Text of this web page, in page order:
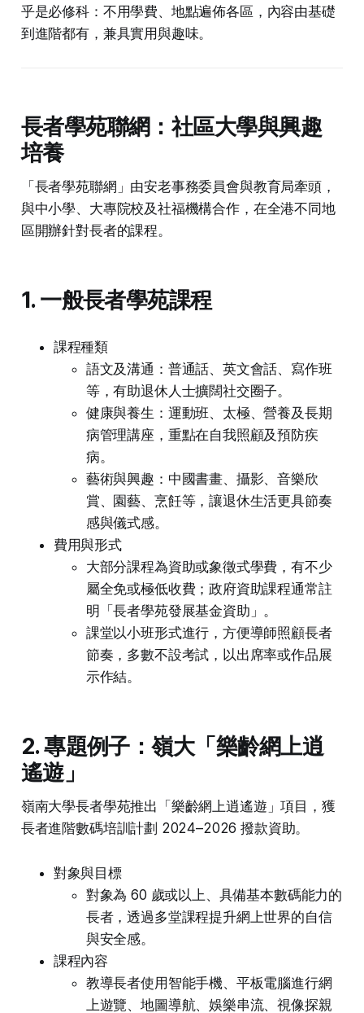
乎是必修科：不用學費、地點遍佈各區，內容由基礎
到進階都有，兼具實用與趣味。
長者學苑聯網：社區大學與興趣
培養
「長者學苑聯網」由安老事務委員會與教育局牽頭，
與中小學、大專院校及社福機構合作，在全港不同地
區開辦針對長者的課程。
1. 一般長者學苑課程
課程種類
語文及溝通：普通話、英文會話、寫作班
等，有助退休人士擴闊社交圈子。
健康與養生：運動班、太極、營養及長期
病管理講座，重點在自我照顧及預防疾
病。
藝術與興趣：中國書畫、攝影、音樂欣
賞、園藝、烹飪等，讓退休生活更具節奏
感與儀式感。
費用與形式
大部分課程為資助或象徵式學費，有不少
屬全免或極低收費；政府資助課程通常註
明「長者學苑發展基金資助」。
課堂以小班形式進行，方便導師照顧長者
節奏，多數不設考試，以出席率或作品展
示作結。
2. 專題例子：嶺大「樂齡網上逍
遙遊」
嶺南大學長者學苑推出「樂齡網上逍遙遊」項目，獲
長者進階數碼培訓計劃 2024–2026 撥款資助。
對象與目標
對象為 60 歲或以上、具備基本數碼能力的
長者，透過多堂課程提升網上世界的自信
與安全感。
課程內容
教導長者使用智能手機、平板電腦進行網
上遊覽、地圖導航、娛樂串流、視像探親